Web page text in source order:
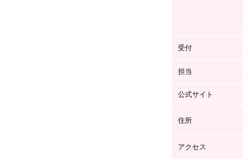
受付
担当
公式サイト
住所
アクセス